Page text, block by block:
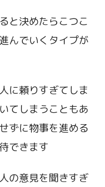
と決めたらこつこ
んでいくタイプが
に頼りすぎてしま
てしまうこともあ
ずに物事を進める
できます
の意見を聞きすぎ